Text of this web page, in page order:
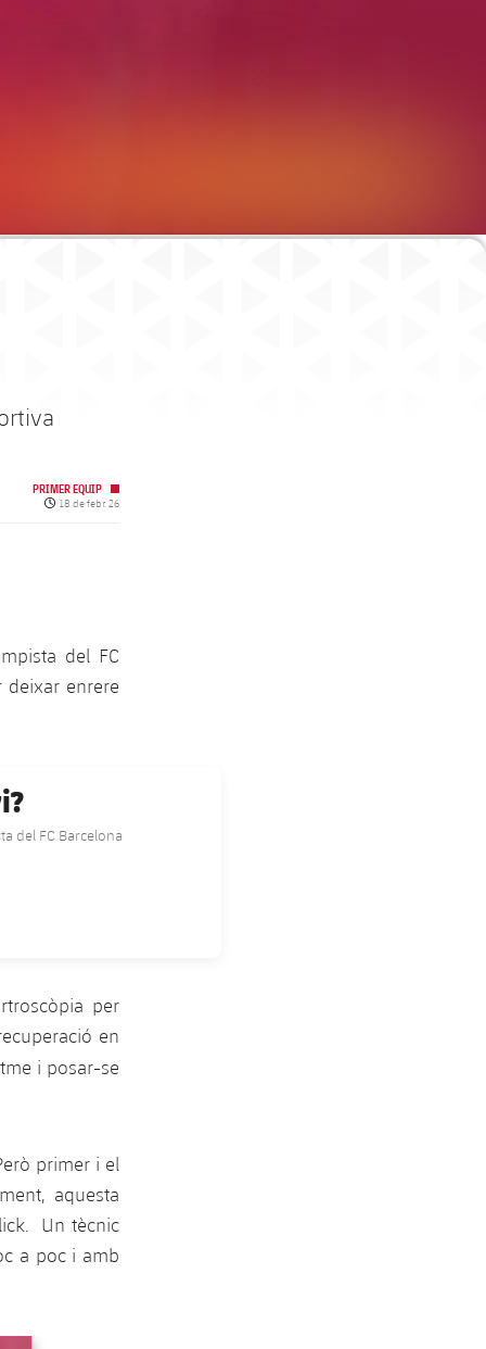
PRIMER EQUIP
Data de publicació
18 de febr. 26
del FC
deixar enrere
del FC Barcelona
per
en
i posar-se
primer i el
aquesta
Un tècnic
a poc i amb